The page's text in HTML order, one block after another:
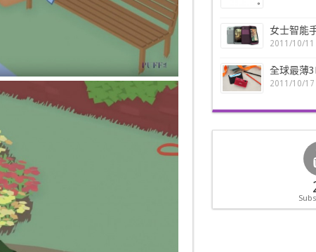
女士智能
2011/10/11
全球最薄
2011/10/17